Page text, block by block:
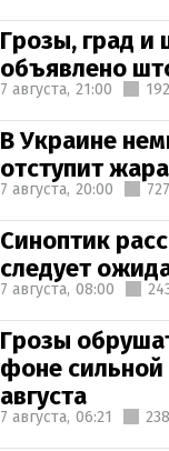
Грозы, град и
объявлено
7 августа, 21:00
В Украине
отступит жара
7 августа, 20:00
Синоптик
следует
7 августа, 08:00
Грозы
фоне сильной
августа
7 августа, 06:21